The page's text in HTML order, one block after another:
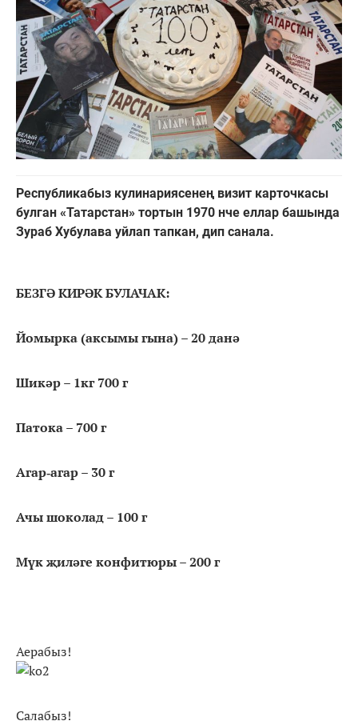
Республикабыз кулинариясенең визит карточкасы
булган «Татарстан» тортын 1970 нче еллар башында
Зураб Хубулава уйлап тапкан, дип санала.
БЕЗГӘ КИРӘК БУЛАЧАК:
Йомырка (аксымы гына) – 20 данә
Шикәр – 1кг 700 г
Патока – 700 г
Агар‑агар – 30 г
Ачы шоколад – 100 г
Мүк җиләге конфитюры – 200 г
Аерабыз!
Салабыз!